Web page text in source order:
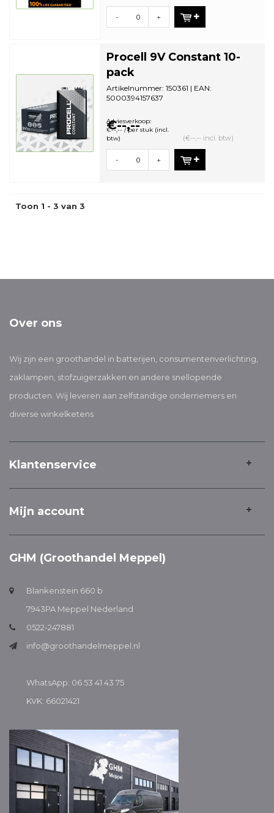
- +
Procell 9V Constant 10-
pack
Artikelnummer: 150361 | EAN:
5000394157637
bestelhoeveelheid: 1
€--,--
Adviesverkoop:
€--,-- / per stuk (incl.
btw)
(€--,-- incl. btw)
- +
Toon 1 - 3 van 3
Over ons
Wij zijn een groothandel in batterijen, consumentenverlichting,
zaklampen, stofzuigerzakken en andere snellopende
producten. Wij leveren aan zelfstandige ondernemers en
diverse winkelketens
Klantenservice
Mijn account
GHM (Groothandel Meppel)
Blankenstein 660 b
7943PA Meppel Nederland
0522-247881
info@groothandelmeppel.nl
WhatsApp: 06 53 41 43 75
KVK: 66021421